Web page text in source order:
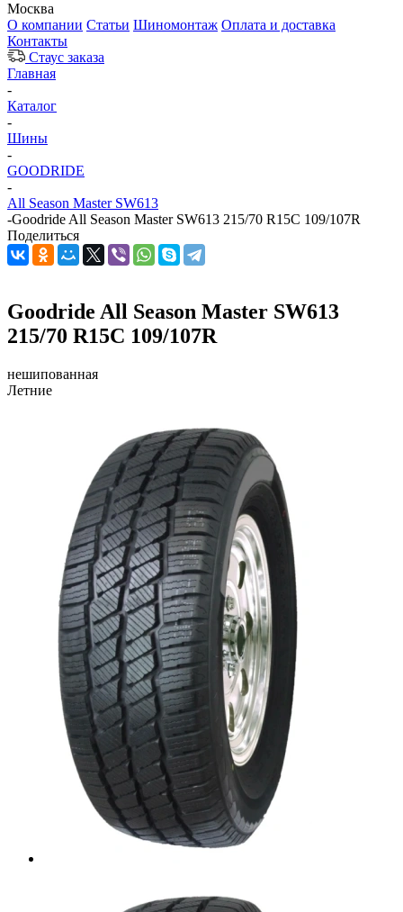
Москва
О компании Статьи Шиномонтаж Оплата и доставка
Контакты
Стаус заказа
Главная
-
Каталог
-
Шины
-
GOODRIDE
-
All Season Master SW613
-Goodride All Season Master SW613 215/70 R15C 109/107R
Поделиться
Goodride All Season Master SW613
215/70 R15C 109/107R
нешипованная
Летние